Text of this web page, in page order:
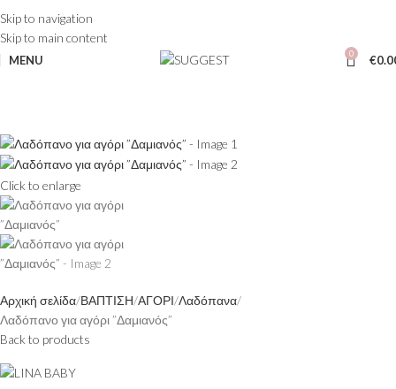
Skip to navigation
Skip to main content
MENU 0 €
Click to enlarge
Αρχική σελίδα ΒΑΠΤΙΣΗ ΑΓΟΡΙ Λαδόπανα
Λαδόπανο για αγόρι ”Δαμιανός”
Back to products